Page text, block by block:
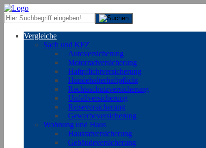
Vergleiche
Sach und KFZ
Autoversicherung
Motorradversicherung
Haftpflichtversicherung
Hundehalterhaftpflicht
Rechtsschutzversicherung
Unfallversicherung
Reiseversicherung
Gewerbeversicherung
Wohnung und Haus
Hausratversicherung
Gebäudeversicherung